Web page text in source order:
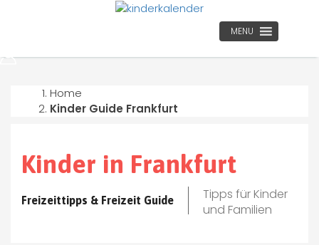
MENU
Home
Kinder Guide Frankfurt
Kinder in Frankfurt
Freizeittipps & Freizeit Guide
Tipps für Kinder
und Familien